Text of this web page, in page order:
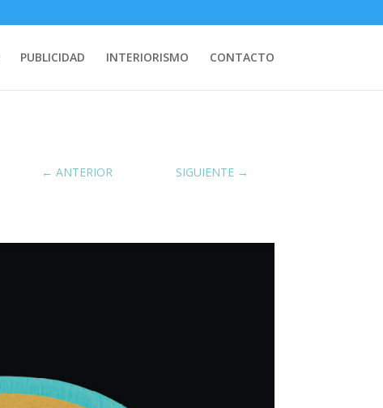
PUBLICIDAD INTERIORISMO CONTACTO
←ANTERIOR SIGUIENTE→